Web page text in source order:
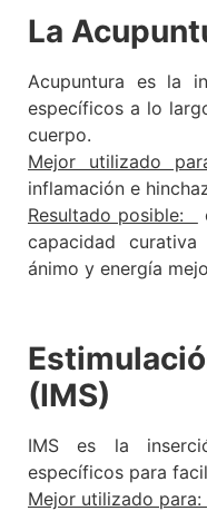
La
Acupuntura es la
específicos a lo
cuerpo.
Mejor utilizado
inflamación e
Resultado posible:
capacidad
ánimo y energía
(IMS)
IMS es la
específicos para
Mejor utilizado para: